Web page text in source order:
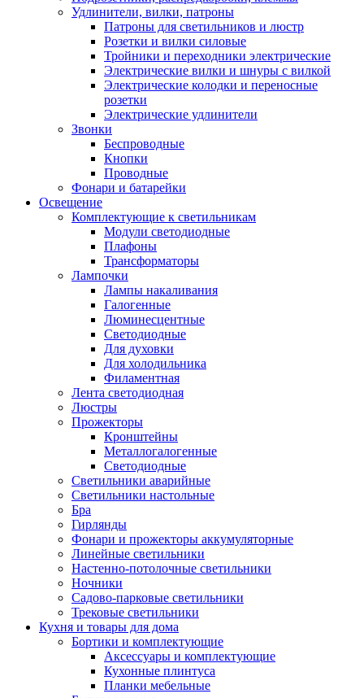
Удлинители, вилки, патроны
Патроны для светильников и люстр
Розетки и вилки силовые
Тройники и переходники электрические
Электрические вилки и шнуры с вилкой
Электрические колодки и переносные
розетки
Электрические удлинители
Звонки
Беспроводные
Кнопки
Проводные
Фонари и батарейки
Освещение
Комплектующие к светильникам
Модули светодиодные
Плафоны
Трансформаторы
Лампочки
Лампы накаливания
Галогенные
Люминесцентные
Светодиодные
Для духовки
Для холодильника
Филаментная
Лента светодиодная
Люстры
Прожекторы
Кронштейны
Металлогалогенные
Светодиодные
Светильники аварийные
Светильники настольные
Бра
Гирлянды
Фонари и прожекторы аккумуляторные
Линейные светильники
Настенно-потолочные светильники
Ночники
Садово-парковые светильники
Трековые светильники
Кухня и товары для дома
Бортики и комплектующие
Аксессуары и комплектующие
Кухонные плинтуса
Планки мебельные